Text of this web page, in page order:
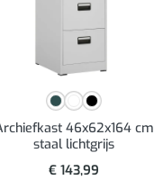
46x62x164 cm
staal lichtgrijs
€ 143,99